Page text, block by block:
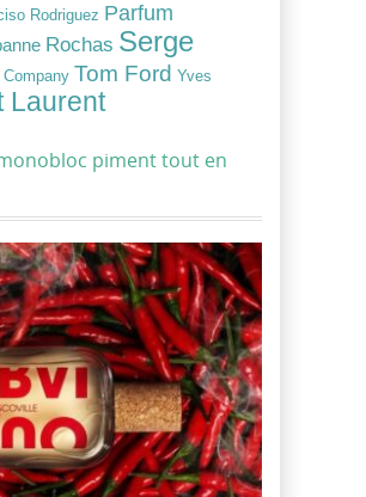
Rodriguez Parfum
Rochas Serge
Company Tom Ford Yves
Laurent
piment tout en